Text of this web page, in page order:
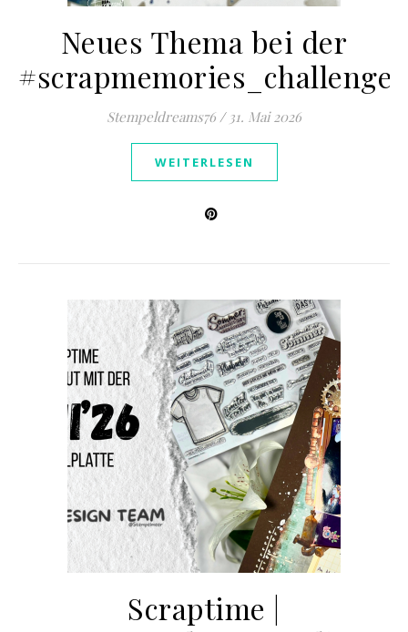
Neues Thema bei der
#scrapmemories_challenge
Stempeldreams76 / 31. Mai 2026
WEITERLESEN
Scraptime |